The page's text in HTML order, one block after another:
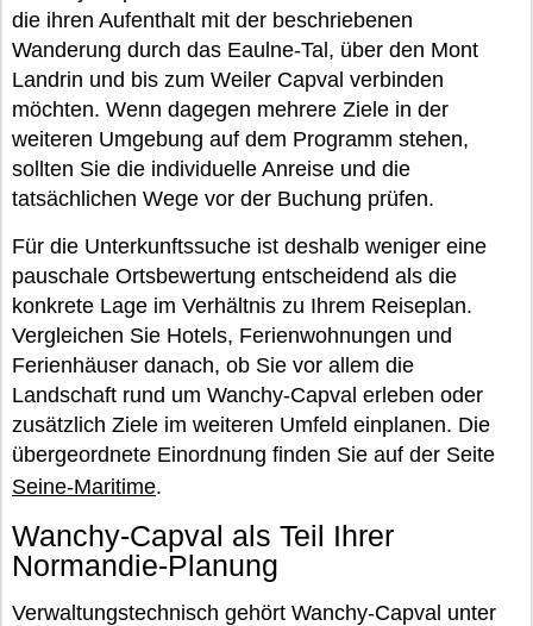
die ihren Aufenthalt mit der beschriebenen
Wanderung durch das Eaulne-Tal, über den Mont
Landrin und bis zum Weiler Capval verbinden
möchten. Wenn dagegen mehrere Ziele in der
weiteren Umgebung auf dem Programm stehen,
sollten Sie die individuelle Anreise und die
tatsächlichen Wege vor der Buchung prüfen.
Für die Unterkunftssuche ist deshalb weniger eine
pauschale Ortsbewertung entscheidend als die
konkrete Lage im Verhältnis zu Ihrem Reiseplan.
Vergleichen Sie Hotels, Ferienwohnungen und
Ferienhäuser danach, ob Sie vor allem die
Landschaft rund um Wanchy-Capval erleben oder
zusätzlich Ziele im weiteren Umfeld einplanen. Die
übergeordnete Einordnung finden Sie auf der Seite
Seine-Maritime.
Wanchy-Capval als Teil Ihrer
Normandie-Planung
Verwaltungstechnisch gehört Wanchy-Capval unter